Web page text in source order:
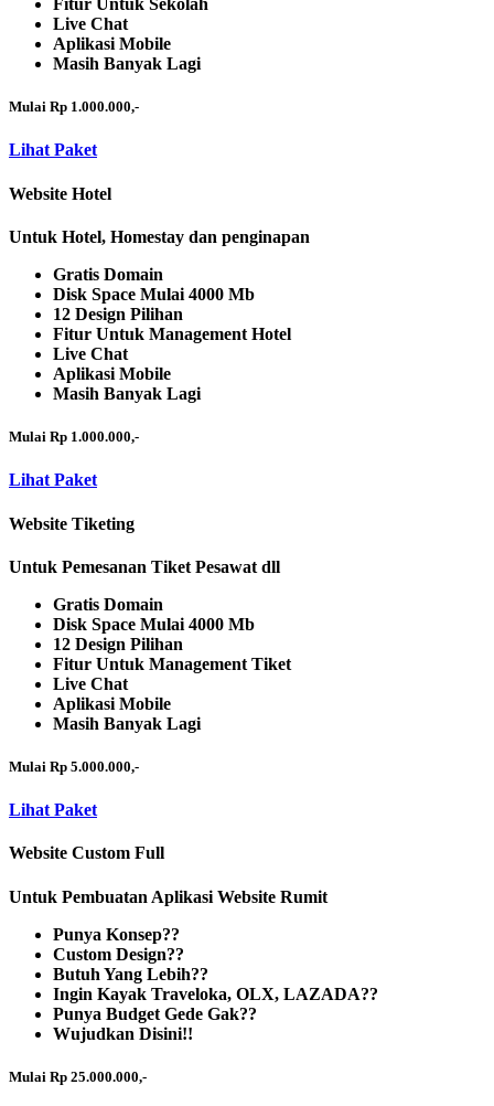
Fitur Untuk Sekolah
Live Chat
Aplikasi Mobile
Masih Banyak Lagi
Mulai Rp 1.000.000,-
Lihat Paket
Website Hotel
Untuk Hotel, Homestay dan penginapan
Gratis Domain
Disk Space Mulai 4000 Mb
12 Design Pilihan
Fitur Untuk Management Hotel
Live Chat
Aplikasi Mobile
Masih Banyak Lagi
Mulai Rp 1.000.000,-
Lihat Paket
Website Tiketing
Untuk Pemesanan Tiket Pesawat dll
Gratis Domain
Disk Space Mulai 4000 Mb
12 Design Pilihan
Fitur Untuk Management Tiket
Live Chat
Aplikasi Mobile
Masih Banyak Lagi
Mulai Rp 5.000.000,-
Lihat Paket
Website Custom Full
Untuk Pembuatan Aplikasi Website Rumit
Punya Konsep??
Custom Design??
Butuh Yang Lebih??
Ingin Kayak Traveloka, OLX, LAZADA??
Punya Budget Gede Gak??
Wujudkan Disini!!
Mulai Rp 25.000.000,-